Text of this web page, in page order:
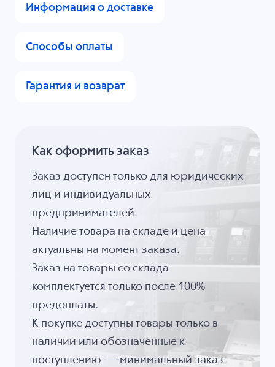
Информация о доставке
Способы оплаты
Гарантия и возврат
Как оформить заказ
Заказ доступен только для юридических
лиц и индивидуальных
предпринимателей.
Наличие товара на складе и цена
актуальны на момент заказа.
Заказ на товары со склада
комплектуется только после 100%
предоплаты.
К покупке доступны товары только в
наличии или обозначенные к
поступлению — минимальный заказ